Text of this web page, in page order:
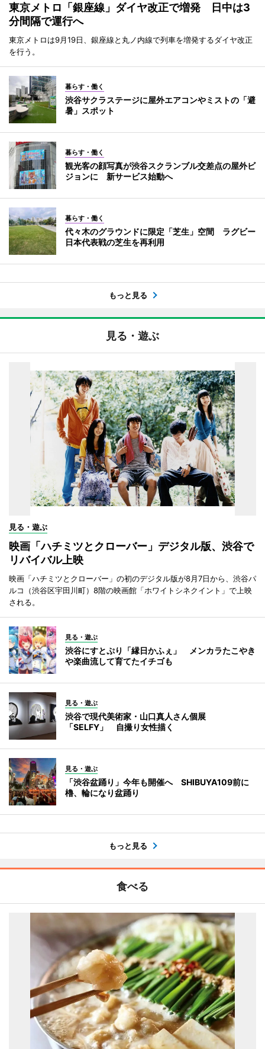
東京メトロ「銀座線」ダイヤ改正で増発 日中は3
分間隔で運行へ
東京メトロは9月19日、銀座線と丸ノ内線で列車を増発するダイヤ改正
を行う。
暮らす・働く
渋谷サクラステージに屋外エアコンやミストの「避
暑」スポット
暮らす・働く
観光客の顔写真が渋谷スクランブル交差点の屋外ビ
ジョンに 新サービス始動へ
暮らす・働く
代々木のグラウンドに限定「芝生」空間 ラグビー
日本代表戦の芝生を再利用
もっと見る
見る・遊ぶ
見る・遊ぶ
映画「ハチミツとクローバー」デジタル版、渋谷で
リバイバル上映
映画「ハチミツとクローバー」の初のデジタル版が8月7日から、渋谷パ
ルコ（渋谷区宇田川町）8階の映画館「ホワイトシネクイント」で上映
される。
見る・遊ぶ
渋谷にすとぷり「縁日かふぇ」 メンカラたこやき
や楽曲流して育てたイチゴも
見る・遊ぶ
渋谷で現代美術家・山口真人さん個展
「SELFY」 自撮り女性描く
見る・遊ぶ
「渋谷盆踊り」今年も開催へ SHIBUYA109前に
櫓、輪になり盆踊り
もっと見る
食べる